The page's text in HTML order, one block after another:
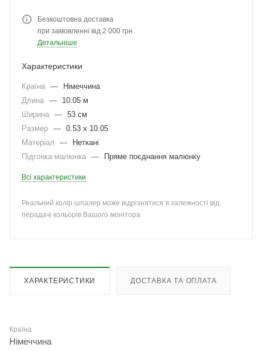
Безкоштовна доставка
при замовленні від 2 000 грн
Детальніше
Характеристики
Країна —
Німеччина
Длина —
10.05 м
Ширина — 53 см
Размер — 0.53 x 10.05
Матеріал
—
Неткані
Підгонка малюнка — Пряме поєднання малюнку
Всі характеристики
Реальний колір шпалер може відрізнятися в залежності від
перадачі кольорів Вашого монітора
ХАРАКТЕРИСТИКИ ДОСТАВКА ТА ОПЛАТА
Країна
Німеччина